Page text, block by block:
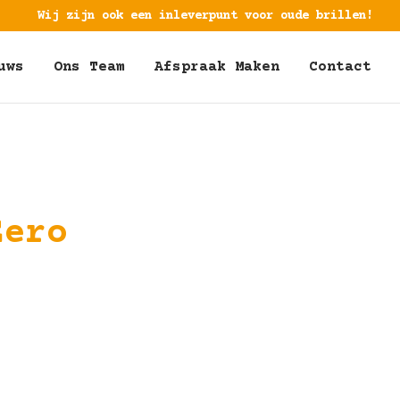
Wij zijn ook een inleverpunt voor oude brillen!
Ons Team Afspraak Maken Contact